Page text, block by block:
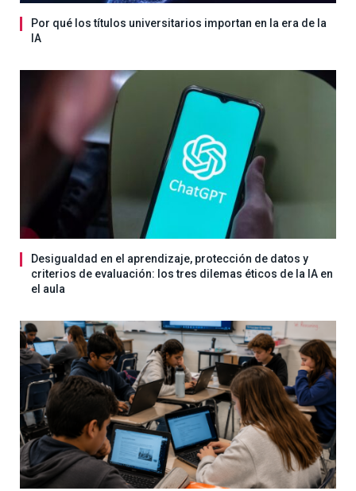
Por qué los títulos universitarios importan en la era de la
IA
Desigualdad en el aprendizaje, protección de datos y
criterios de evaluación: los tres dilemas éticos de la IA en
el aula